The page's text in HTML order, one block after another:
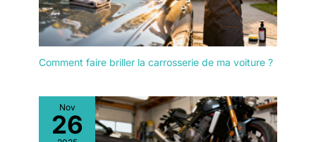
Comment faire briller la carrosserie de ma voiture ?
Nov
26